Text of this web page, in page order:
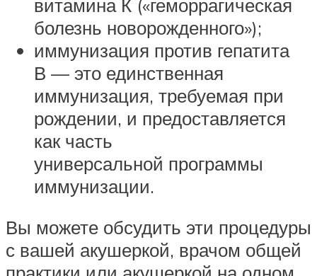
витамина К («геморрагическая
болезнь новорожденного»);
иммунизация против гепатита
В — это единственная
иммунизация, требуемая при
рождении, и предоставляется
как часть
универсальной программы
иммунизации.
Вы можете обсудить эти процедуры
с вашей акушеркой, врачом общей